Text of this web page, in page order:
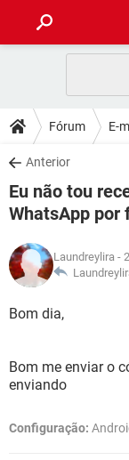
CELULAR
OUTLOOK
INSTAGRAM
GUIA DE COMPRAS
DICAS
JOGOS
OUTLOOK
GUIA DE COMPRAS
DOWNLOADS
JOGOS
CELULAR
OUTLOOK
INSTAGRAM
GUIA DE COMPRAS
FÓRUM
CELULAR
GUIA DE COMPRAS
GLOSSÁRIO
JOGOS
CELULAR
INSTAGRAM
Fórum E-
Anterior
Eu não tou
WhatsApp por
Laundreylira -
Bom dia,
Bom me enviar o
enviando
Configuração: